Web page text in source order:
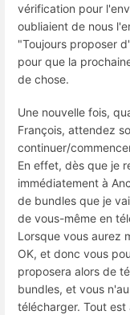
vérification pour
oubliaient de nous
"Toujours proposer
pour que la
de chose.
Une nouvelle fois,
François, attendez
continuer/
En effet, dès que je
immédiatement à
de bundles que je
de vous-même en
Lorsque vous aurez
OK, et donc vous
proposera alors de
bundles, et vous
télécharger. Tout